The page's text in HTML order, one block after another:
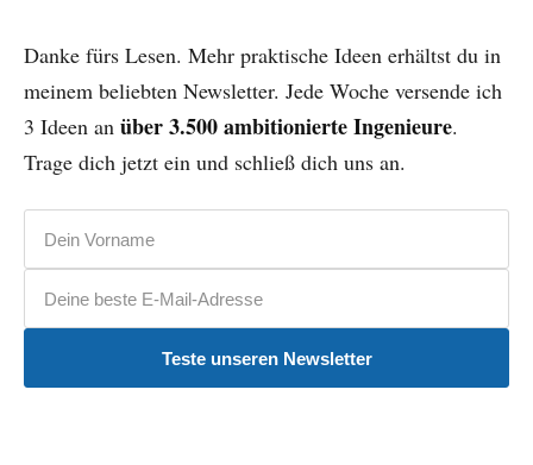
Danke fürs Lesen. Mehr praktische Ideen erhältst du in
meinem beliebten Newsletter. Jede Woche versende ich
3 Ideen an über 3.500 ambitionierte Ingenieure.
Trage dich jetzt ein und schließ dich uns an.
Teste unseren Newsletter